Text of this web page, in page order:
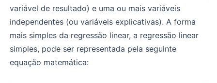
variável de resultado) e uma ou mais variáveis
independentes (ou variáveis explicativas). A forma
mais simples da regressão linear, a regressão linear
simples, pode ser representada pela seguinte
equação matemática: